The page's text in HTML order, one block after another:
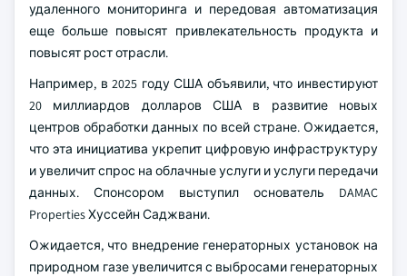
удаленного мониторинга и передовая автоматизация
еще больше повысят привлекательность продукта и
повысят рост отрасли.
Например, в 2025 году США объявили, что инвестируют
20 миллиардов долларов США в развитие новых
центров обработки данных по всей стране. Ожидается,
что эта инициатива укрепит цифровую инфраструктуру
и увеличит спрос на облачные услуги и услуги передачи
данных. Спонсором выступил основатель DAMAC
Properties Хуссейн Саджвани.
Ожидается, что внедрение генераторных установок на
природном газе увеличится с выбросами генераторных